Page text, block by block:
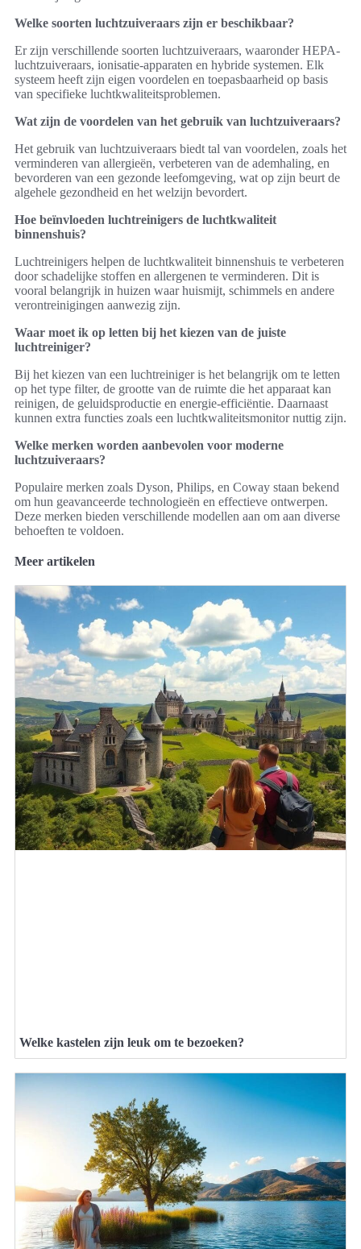
Welke soorten luchtzuiveraars zijn er beschikbaar?
Er zijn verschillende soorten luchtzuiveraars, waaronder HEPA-
luchtzuiveraars, ionisatie-apparaten en hybride systemen. Elk
systeem heeft zijn eigen voordelen en toepasbaarheid op basis
van specifieke luchtkwaliteitsproblemen.
Wat zijn de voordelen van het gebruik van luchtzuiveraars?
Het gebruik van luchtzuiveraars biedt tal van voordelen, zoals het
verminderen van allergieën, verbeteren van de ademhaling, en
bevorderen van een gezonde leefomgeving, wat op zijn beurt de
algehele gezondheid en het welzijn bevordert.
Hoe beïnvloeden luchtreinigers de luchtkwaliteit
binnenshuis?
Luchtreinigers helpen de luchtkwaliteit binnenshuis te verbeteren
door schadelijke stoffen en allergenen te verminderen. Dit is
vooral belangrijk in huizen waar huismijt, schimmels en andere
verontreinigingen aanwezig zijn.
Waar moet ik op letten bij het kiezen van de juiste
luchtreiniger?
Bij het kiezen van een luchtreiniger is het belangrijk om te letten
op het type filter, de grootte van de ruimte die het apparaat kan
reinigen, de geluidsproductie en energie-efficiëntie. Daarnaast
kunnen extra functies zoals een luchtkwaliteitsmonitor nuttig zijn.
Welke merken worden aanbevolen voor moderne
luchtzuiveraars?
Populaire merken zoals Dyson, Philips, en Coway staan bekend
om hun geavanceerde technologieën en effectieve ontwerpen.
Deze merken bieden verschillende modellen aan om aan diverse
behoeften te voldoen.
Meer artikelen
Welke kastelen zijn leuk om te bezoeken?